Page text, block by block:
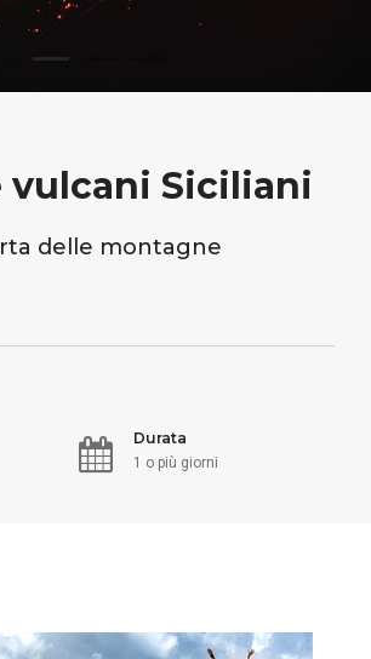
vulcani Siciliani
delle montagne
Durata
1 o più giorni